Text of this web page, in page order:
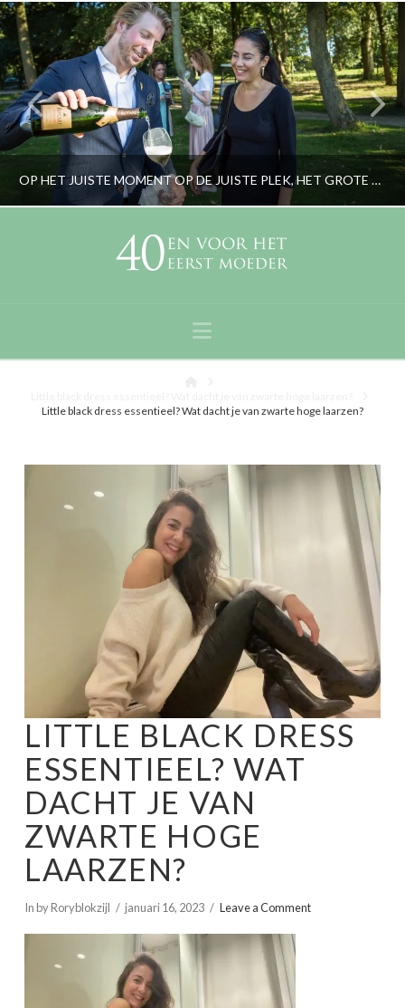
OP HET JUISTE MOMENT OP DE JUISTE PLEK, HET GROTE BLOGGER DINER 2016
RORYBLOKZIJL
Navigation
Little black dress essentieel? Wat dacht je van zwarte hoge laarzen?
LITTLE BLACK DRESS
ESSENTIEEL? WAT
DACHT JE VAN
ZWARTE HOGE
LAARZEN?
In by Roryblokzijl januari 16, 2023 Leave a Comment